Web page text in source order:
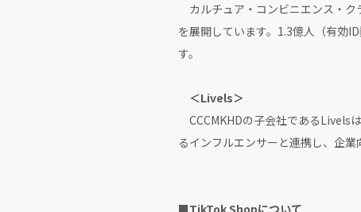
カルチュア・コンビニエンス・ク
を展開しています。1.3億人（有効
す。
＜Livels＞
CCCMKHDの子会社であるLivels
るインフルエンサーと連携し、企業